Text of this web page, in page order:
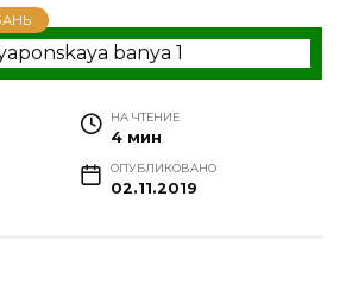
НА ЧТЕНИЕ
4 мин
ОПУБЛИКОВАНО
02.11.2019